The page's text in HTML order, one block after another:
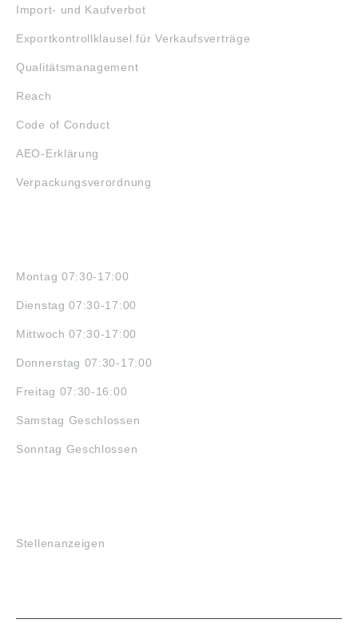
Import- und Kaufverbot
Exportkontrollklausel für Verkaufsverträge
Qualitätsmanagement
Reach
Code of Conduct
AEO-Erklärung
Verpackungsverordnung
Montag 07:30-17:00
Dienstag 07:30-17:00
Mittwoch 07:30-17:00
Donnerstag 07:30-17:00
Freitag 07:30-16:00
Samstag Geschlossen
Sonntag Geschlossen
Stellenanzeigen